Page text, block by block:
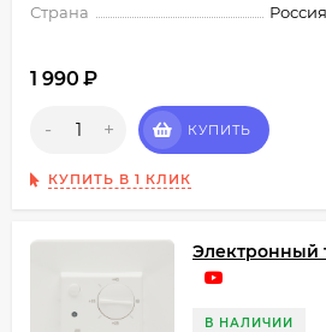
Страна
Россия
1 990 ₽
- + КУПИТЬ
КУПИТЬ В 1 КЛИК
Электронный
В НАЛИЧИИ